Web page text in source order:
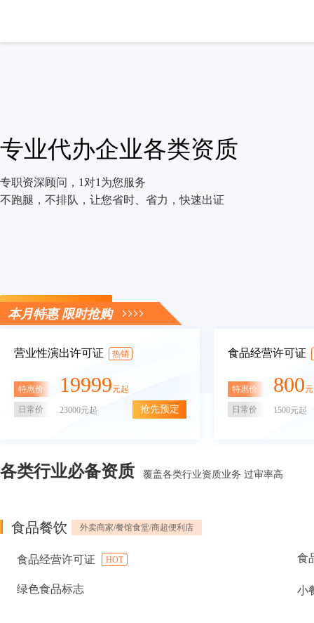
专业代办企业各类资质
专职资深顾问，1对1为您服务
不跑腿，不排队，让您省时、省力，快速出证
立即咨询
本月特惠 限时抢购
营业性演出许可证 热销
特惠价 19999元起
日常价 23000元起 抢先预定
食品经营许可证
特惠价 800
日常价 1500元起
各类行业必备资质 覆盖各类行业资质业务 过审率高
食品餐饮 外卖商家/餐馆食堂/商超便利店
食品经营许可证 HOT 食
绿色食品标志 小